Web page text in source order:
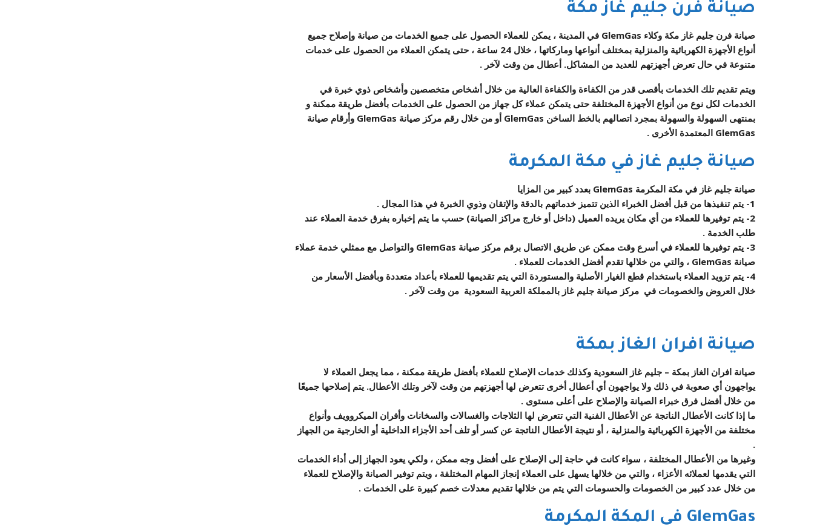
صيانة فرن جليم غاز مكة
صيانة فرن جليم غاز مكة وكلاء GlemGas في المدينة ، يمكن للعملاء
الحصول على جميع الخدمات من صيانة وإصلاح جميع
أنواع الأجهزة الكهربائية والمنزلية بمختلف أنواعها وماركاتها ، خلال 24 ساعة ، حتى يتمكن العملاء من الحصول على خدمات
متنوعة في حال تعرض أجهزتهم للعديد من المشاكل. أعطال من وقت لآخر .
ويتم تقديم تلك الخدمات بأقصى قدر من الكفاءة والكفاءة العالية من خلال أشخاص متخصصين وأشخاص ذوي خبرة في
الخدمات لكل نوع من أنواع الأجهزة المختلفة حتى يتمكن عملاء كل جهاز من الحصول على الخدمات بأفضل طريقة ممكنة و
بمنتهى السهولة والسهولة بمجرد اتصالهم بالخط الساخن GlemGas أو من خلال
رقم مركز صيانة GlemGas وأرقام صيانة
GlemGas المعتمدة الأخرى .
صيانة جليم غاز في مكة المكرمة
صيانة جليم غاز في مكة المكرمة GlemGas بعدد كبير من المزايا
1- يتم تنفيذها من قبل أفضل الخبراء الذين تتميز خدماتهم بالدقة والإتقان وذوي الخبرة في هذا المجال .
2- يتم توفيرها للعملاء من أي مكان يريده العميل (داخل أو خارج مراكز الصيانة) حسب ما يتم إخباره بفرق خدمة العملاء عند
طلب الخدمة .
3- يتم توفيرها للعملاء في أسرع وقت ممكن عن طريق الاتصال برقم مركز صيانة
GlemGas والتواصل مع ممثلي خدمة عملاء
صيانة GlemGas ، والتي من خلالها تقدم أفضل الخدمات للعملاء .
4- يتم تزويد العملاء باستخدام قطع الغيار الأصلية والمستوردة التي يتم تقديمها للعملاء بأعداد متعددة وبأفضل الأسعار من
خلال العروض والخصومات في مركز صيانة جليم غاز بالمملكة العربية السعودية من وقت لآخر .
صيانة افران الغاز بمكة
صيانة افران الغاز بمكة – جليم غاز السعودية وكذلك خدمات الإصلاح للعملاء بأفضل طريقة ممكنة ، مما يجعل العملاء لا
يواجهون أي صعوبة في ذلك ولا يواجهون أي أعطال أخرى تتعرض لها أجهزتهم من وقت لآخر وتلك الأعطال. يتم إصلاحها جميعًا
من خلال أفضل فرق خبراء الصيانة والإصلاح على أعلى مستوى .
ما إذا كانت الأعطال الناتجة عن الأعطال الفنية التي تتعرض لها الثلاجات والغسالات والسخانات وأفران الميكروويف وأنواع
مختلفة من الأجهزة الكهربائية والمنزلية ، أو نتيجة الأعطال الناتجة عن كسر أو تلف أحد الأجزاء الداخلية أو الخارجية من الجهاز
.
وغيرها من الأعطال المختلفة ، سواء كانت في حاجة إلى الإصلاح على أفضل وجه ممكن ، ولكي يعود الجهاز إلى أداء الخدمات
التي يقدمها لعملائه الأعزاء ، والتي من خلالها يسهل على العملاء إنجاز المهام المختلفة ، ويتم توفير الصيانة والإصلاح للعملاء
من خلال عدد كبير من الخصومات والحسومات التي يتم من خلالها تقديم معدلات خصم كبيرة على الخدمات .
GlemGas في المكة المكرمة